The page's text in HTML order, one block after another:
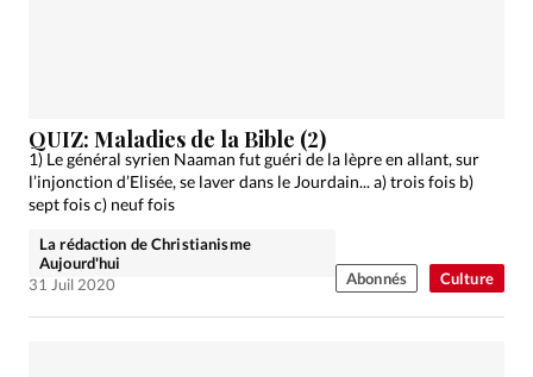
Culture
QUIZ: Maladies de la Bible (2)
1) Le général syrien Naaman fut guéri de la lèpre en allant, sur
l’injonction d’Elisée, se laver dans le Jourdain... a) trois fois b)
sept fois c) neuf fois
La rédaction de Christianisme
Aujourd'hui
31 Juil 2020
Abonnés